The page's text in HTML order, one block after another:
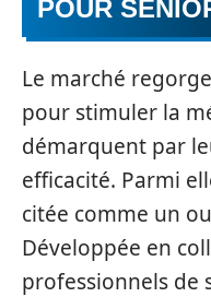
POUR
Le marché
pour stimuler la
démarquent par
efficacité. Parmi
citée comme un
Développée en
professionnels de